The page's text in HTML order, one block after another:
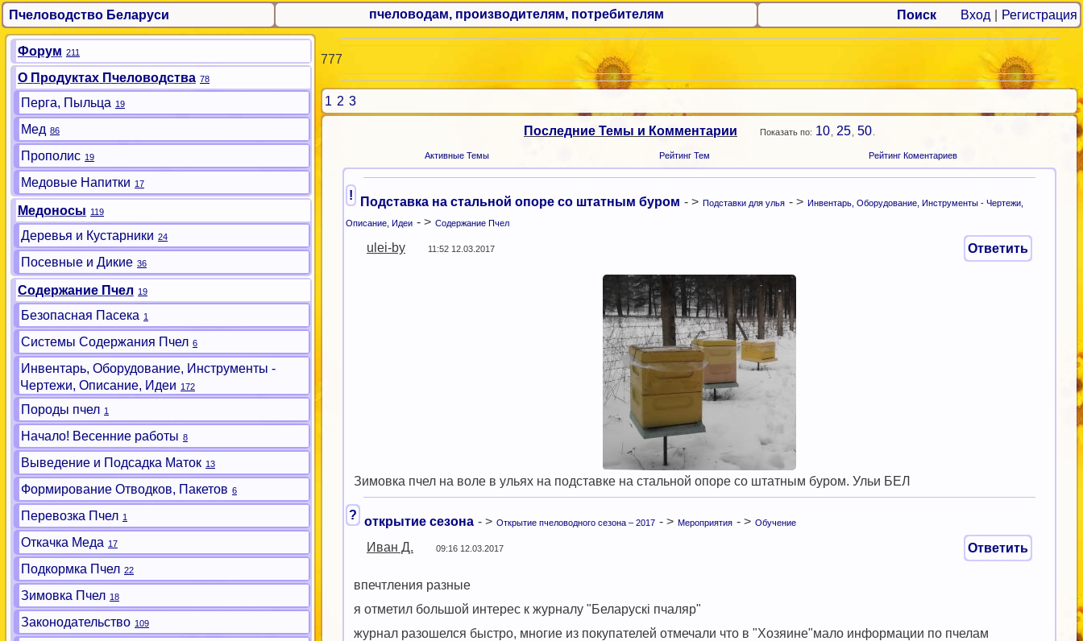
Пчеловодство Беларуси пчеловодам, производителям, потребителям Поиск Вход Регистрация
777
1 2 3
Последние Темы и Комментарии Показать по: 10 25 50
Активные Темы Рейтинг Тем Рейтинг Коментариев
! Подставка на стальной опоре со штатным буром - > Подставки для улья - > Инвентарь, Оборудование, Инструменты - Чертежи,
Описание, Идеи - > Содержание Пчел
ulei-by 11:52 12.03.2017 Ответить
Зимовка пчел на воле в ульях на подставке на стальной опоре со штатным буром. Ульи БЕЛ
? открытие сезона - > Открытие пчеловодного сезона – 2017 - > Мероприятия - > Обучение
Иван Д. 09:16 12.03.2017 Ответить
впечтления разные
я отметил большой интерес к журналу "Беларускi пчаляр"
журнал разошелся быстро, многие из покупателей отмечали что в "Хозяине"мало информации по пчелам
Форум 211
О Продуктах Пчеловодства 78
Перга, Пыльца 19
Мед 86
Прополис 19
Медовые Напитки 17
Медоносы 119
Деревья и Кустарники 24
Посевные и Дикие 36
Содержание Пчел 19
Безопасная Пасека 1
Системы Содержания Пчел 6
Инвентарь, Оборудование, Инструменты -
Чертежи, Описание, Идеи 172
Породы пчел 1
Начало! Весенние работы 8
Выведение и Подсадка Маток 13
Формирование Отводков, Пакетов 6
Перевозка Пчел 1
Откачка Меда 17
Подкормка Пчел 22
Зимовка Пчел 18
Законодательство 109